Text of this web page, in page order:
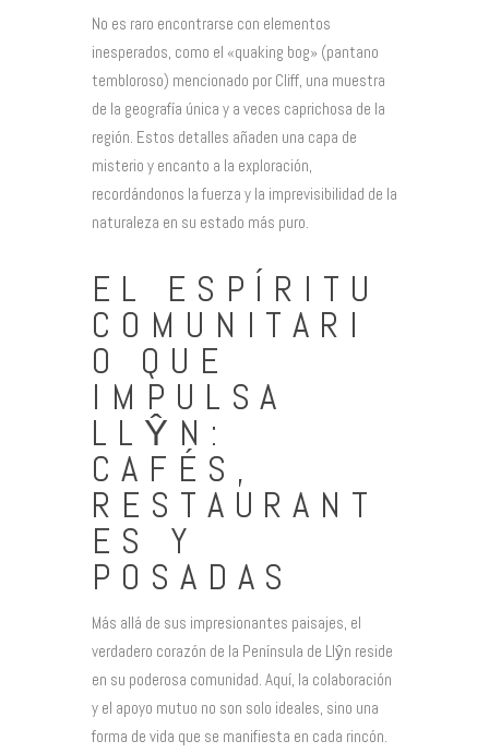
No es raro encontrarse con elementos
inesperados, como el «quaking bog» (pantano
tembloroso) mencionado por Cliff, una muestra
de la geografía única y a veces caprichosa de la
región. Estos detalles añaden una capa de
misterio y encanto a la exploración,
recordándonos la fuerza y la imprevisibilidad de la
naturaleza en su estado más puro.
EL ESPÍRITU
COMUNITARI
O QUE
IMPULSA
LLŶN:
CAFÉS,
RESTAURANT
ES Y
POSADAS
Más allá de sus impresionantes paisajes, el
verdadero corazón de la Península de Llŷn reside
en su poderosa comunidad. Aquí, la colaboración
y el apoyo mutuo no son solo ideales, sino una
forma de vida que se manifiesta en cada rincón.